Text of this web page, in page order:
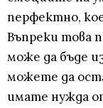
перфектно,
Въпреки това
може да бъде
можете да
имате нужда